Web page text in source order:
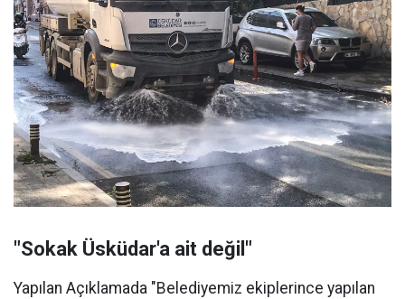
"Sokak Üsküdar'a ait değil"
Yapılan Açıklamada "Belediyemiz ekiplerince yapılan